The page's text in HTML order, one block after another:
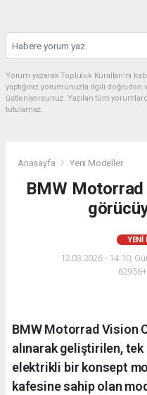
Yorum yazarak Topluluk Kuralları’nı
yaptığınız yorumunuzla ilgili doğrudan
üstleniyorsunuz. Yazılan tüm
tutulamaz.
Anasayfa Yeni Modeller
BMW
YENI
12.03.2026 - 14:10,
BMW Motorrad Vision
alınarak geliştirilen,
elektrikli bir konsept
kafesine sahip olan